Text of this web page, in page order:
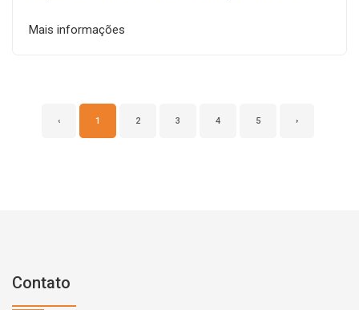
Mais informações
‹ 1 2 3 4 5 ›
Contato